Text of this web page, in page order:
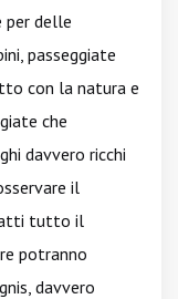
per delle
passeggiate
con la natura e
che
davvero ricchi
il
tutto il
potranno
davvero